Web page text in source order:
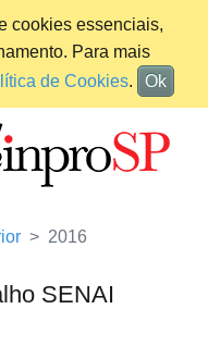
cookies essenciais,
Para mais
de Cookies. Ok
2016
SENAI